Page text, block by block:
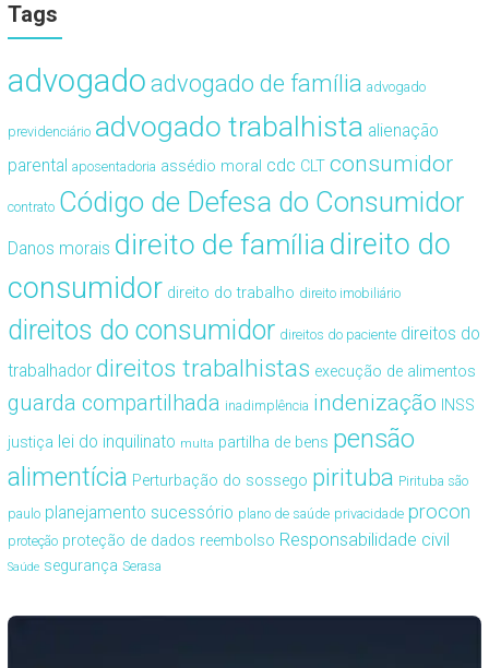
Tags
advogado advogado de família advogado
previdenciário advogado trabalhista alienação
parental aposentadoria assédio moral cdc CLT consumidor
contrato Código de Defesa do Consumidor
Danos morais direito de famíliadireito do
consumidor direito do trabalho direito imobiliário
direitos do consumidor direitos do paciente direitos do
trabalhador direitos trabalhistas execução de alimentos
guarda compartilhada inadimplência indenização INSS
justiça lei do inquilinato multa partilha de bens pensão
alimentícia Perturbação do sossego pirituba Pirituba são
paulo planejamento sucessório plano de saúde privacidade procon
proteção proteção de dados reembolso Responsabilidade civil
Saúde segurança Serasa